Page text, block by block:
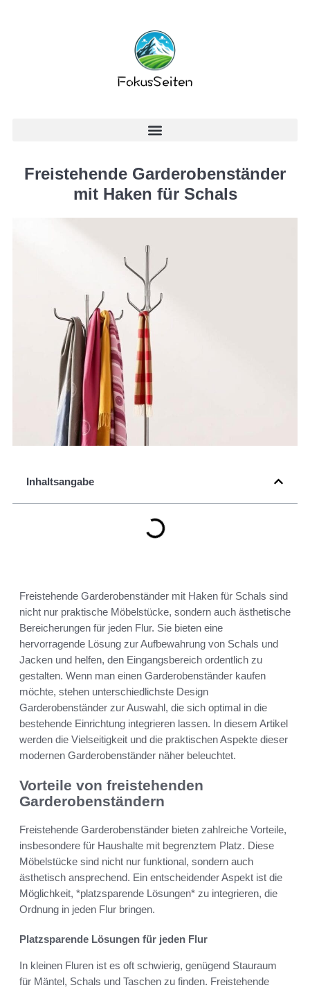
Freistehende Garderobenständer
mit Haken für Schals
Inhaltsangabe
Freistehende Garderobenständer mit Haken für Schals sind
nicht nur praktische Möbelstücke, sondern auch ästhetische
Bereicherungen für jeden Flur. Sie bieten eine
hervorragende Lösung zur Aufbewahrung von Schals und
Jacken und helfen, den Eingangsbereich ordentlich zu
gestalten. Wenn man einen Garderobenständer kaufen
möchte, stehen unterschiedlichste Design
Garderobenständer zur Auswahl, die sich optimal in die
bestehende Einrichtung integrieren lassen. In diesem Artikel
werden die Vielseitigkeit und die praktischen Aspekte dieser
modernen Garderobenständer näher beleuchtet.
Vorteile von freistehenden
Garderobenständern
Freistehende Garderobenständer bieten zahlreiche Vorteile,
insbesondere für Haushalte mit begrenztem Platz. Diese
Möbelstücke sind nicht nur funktional, sondern auch
ästhetisch ansprechend. Ein entscheidender Aspekt ist die
Möglichkeit, *platzsparende Lösungen* zu integrieren, die
Ordnung in jeden Flur bringen.
Platzsparende Lösungen für jeden Flur
In kleinen Fluren ist es oft schwierig, genügend Stauraum
für Mäntel, Schals und Taschen zu finden. Freistehende